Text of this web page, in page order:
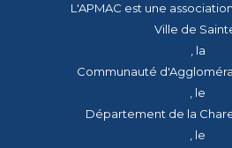
L'APMAC est une
Ville de
, la
Communauté
, le
Département de la
, le